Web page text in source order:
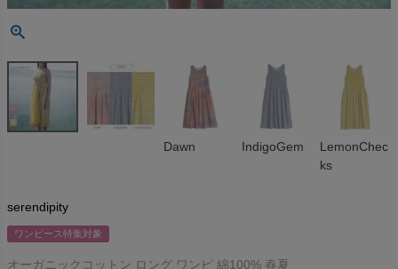
Dawn IndigoGem
LemonChec
ks
serendipity
ワンピース特集対象
オーガニックコットン ロング ワンピ 綿100% 春夏